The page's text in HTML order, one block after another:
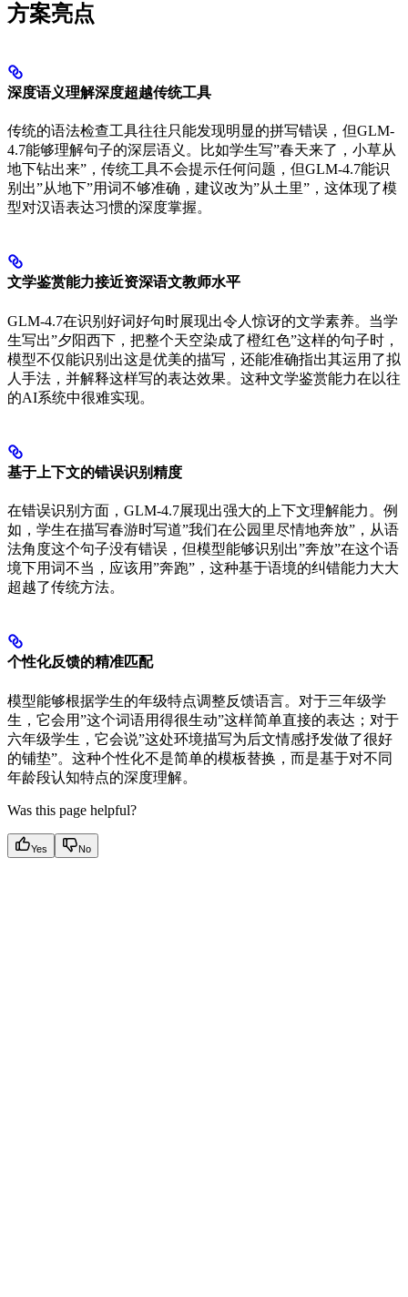
方案亮点
深度语义理解深度超越传统工具
传统的语法检查工具往往只能发现明显的拼写错误，但GLM-
4.7能够理解句子的深层语义。比如学生写”春天来了，小草从
地下钻出来”，传统工具不会提示任何问题，但GLM-4.7能识
别出”从地下”用词不够准确，建议改为”从土里”，这体现了模
型对汉语表达习惯的深度掌握。
文学鉴赏能力接近资深语文教师水平
GLM-4.7在识别好词好句时展现出令人惊讶的文学素养。当学
生写出”夕阳西下，把整个天空染成了橙红色”这样的句子时，
模型不仅能识别出这是优美的描写，还能准确指出其运用了拟
人手法，并解释这样写的表达效果。这种文学鉴赏能力在以往
的AI系统中很难实现。
基于上下文的错误识别精度
在错误识别方面，GLM-4.7展现出强大的上下文理解能力。例
如，学生在描写春游时写道”我们在公园里尽情地奔放”，从语
法角度这个句子没有错误，但模型能够识别出”奔放”在这个语
境下用词不当，应该用”奔跑”，这种基于语境的纠错能力大大
超越了传统方法。
个性化反馈的精准匹配
模型能够根据学生的年级特点调整反馈语言。对于三年级学
生，它会用”这个词语用得很生动”这样简单直接的表达；对于
六年级学生，它会说”这处环境描写为后文情感抒发做了很好
的铺垫”。这种个性化不是简单的模板替换，而是基于对不同
年龄段认知特点的深度理解。
Was this page helpful?
Yes No